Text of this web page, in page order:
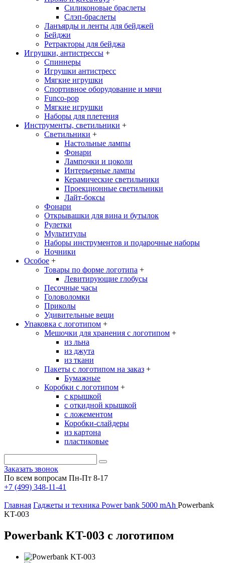
Силиконовые браслеты
Cлэп-браслеты
Ланъярды и ленты для бейджей
Бейджи
Ретракторы для бейджа
Игрушки, антистрессы +
Спиннеры
Игрушки антистресс
Мягкие игрушки
Спортивное оборудование и мячи
Funco-pop
Мягкие игрушки
Наборы для плетения
Инструменты, светильники +
Светильники +
Настольные лампы
Фонари
Лампочки и цоколи
Интерьерные лампы
Керамические светильники
Проекционные светильники
Лайт-боксы
Фонари
Открывашки для вина и бутылок
Рулетки
Мультитулы
Наборы инструментов и подарочные наборы
Ночники
Особое +
Товары по форме логотипа +
Левитирующие глобусы
Песочные часы
Головоломки
Приколы
Удивительные вещи
Упаковка с логотипом +
Мешочки для хранения с логотипом +
из льна
из джута
из ткани
Пакеты с логотипом на заказ +
Бумажные
Коробки с логотипом +
с крышкой
с откидной крышкой
с ложементом
Коробки-слайдеры
из картона
пластиковые
Заказать звонок
По всем вопросам Пн-Пт 8-17
+7 (499) 348-11-41
Главная Гаджеты и техника Power bank 5000 mAh Powerbank
KT-003
Powerbank KT-003 с логотипом